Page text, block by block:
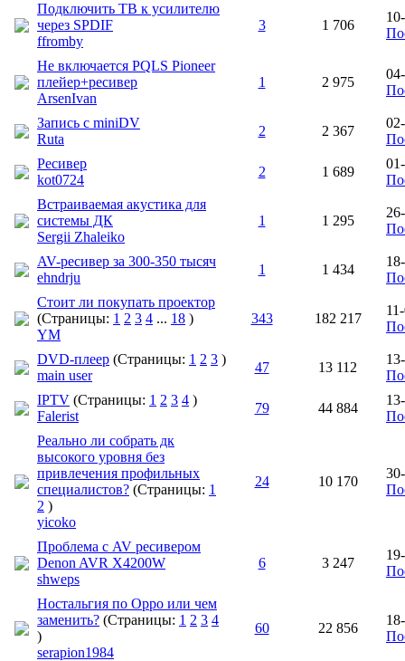
Подключить ТВ к усилителю
через SPDIF
ffromby
3 1 706
Не включается PQLS Pioneer
плейер+ресивер
ArsenIvan
1 2 975
Запись с miniDV
Ruta
2 2 367
Ресивер
kot0724
2 1 689
Встраиваемая акустика для
системы ДК
Sergii Zhaleiko
1 1 295
AV-ресивер за 300-350 тысяч
ehndrju
1 1 434
Стоит ли покупать проектор
(Страницы: 1 2 3 4 ... 18 )
YM
343 182 217
DVD-плеер (Страницы: 1 2 3 )
main user
47 13 112
IPTV (Страницы: 1 2 3 4 )
Falerist
79 44 884
Реально ли собрать дк
высокого уровня без
привлечения профильных
специалистов? (Страницы: 1
2 )
yicoko
24 10 170
Проблема с AV ресивером
Denon AVR X4200W
shweps
6 3 247
Ностальгия по Оppo или чем
заменить? (Страницы: 1 2 3 4
)
serapion1984
60 22 856